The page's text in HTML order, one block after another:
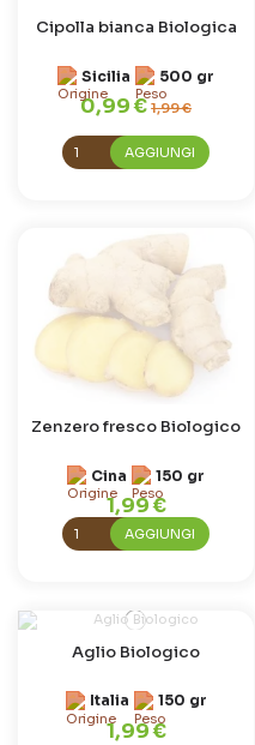
Cipolla bianca Biologica
Sicilia 500 gr
0,99 €1,99 €
AGGIUNGI
Zenzero fresco Biologico
Cina 150 gr
1,99 €
AGGIUNGI
Aglio Biologico
Italia 150 gr
1,99 €